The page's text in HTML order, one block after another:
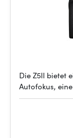
Die Z5II bietet
Autofokus,